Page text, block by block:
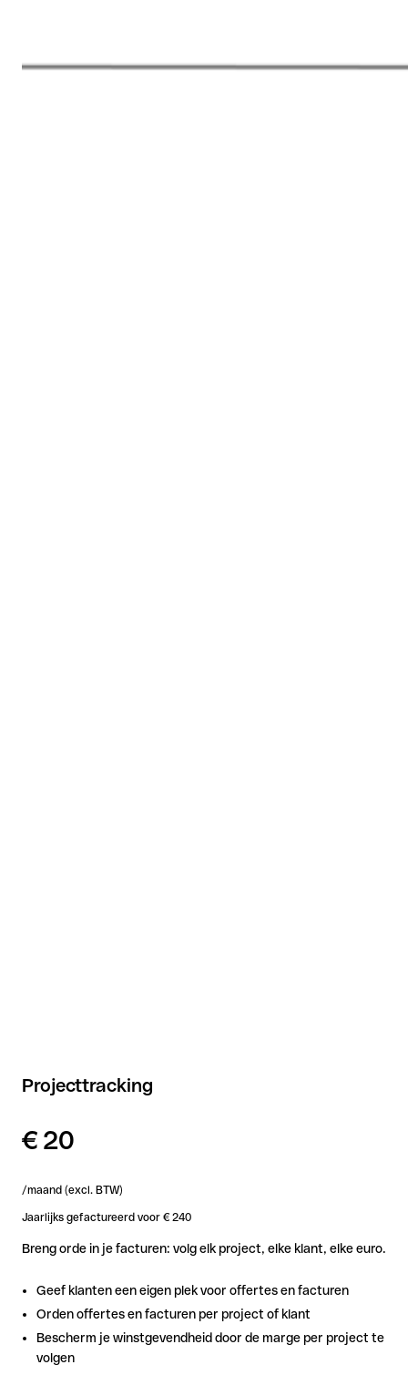
Projecttracking
€ 20
/maand (excl. BTW)
Jaarlijks gefactureerd voor € 240
Breng orde in je facturen: volg elk project, elke klant, elke euro.
Geef klanten een eigen plek voor offertes en facturen
Orden offertes en facturen per project of klant
Bescherm je winstgevendheid door de marge per project te
volgen